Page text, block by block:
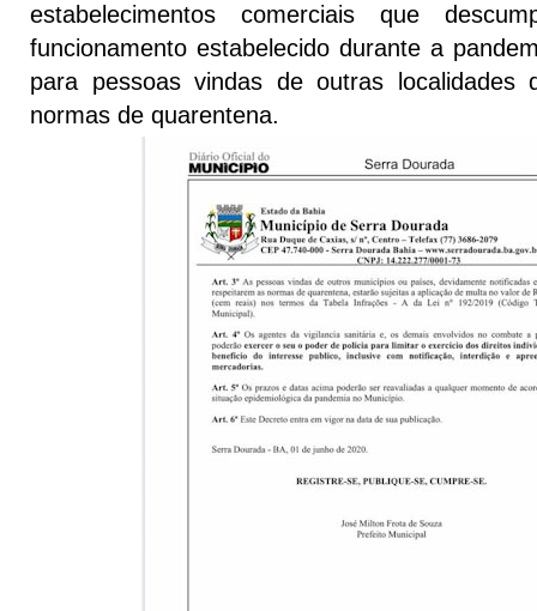
estabelecimentos comerciais que
funcionamento estabelecido durante a
para pessoas vindas de outras localidades
normas de quarentena.